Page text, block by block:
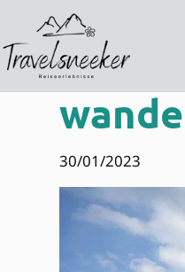
Inhalt
springen
30/01/2023